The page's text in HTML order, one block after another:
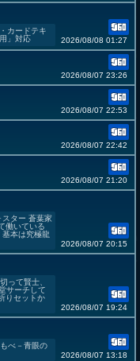
カードテキ
」対応
2026/08/08 01:27
2026/08/07 23:26
2026/08/07 22:53
2026/08/07 22:42
2026/08/07 21:20
スター 蒼葉家
働いている
基本は究極龍
2026/08/07 20:15
って賢士、
サーチして
りセットか
2026/08/07 19:24
べ－青眼の
2026/08/07 13:18